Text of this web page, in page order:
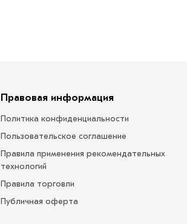
Правовая информация
Политика конфиденциальности
Пользовательское соглашение
Правила применения рекомендательных
технологий
Правила торговли
Публичная оферта